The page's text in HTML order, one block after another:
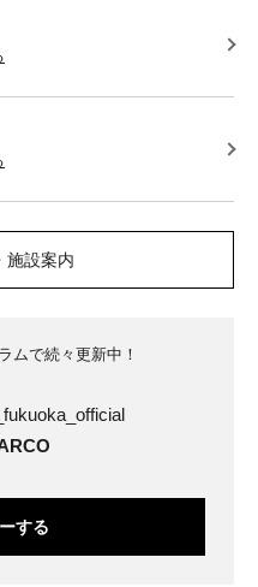
施設案内
ムで続々更新中！
する